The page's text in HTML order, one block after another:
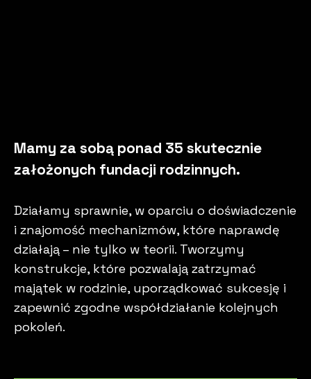
Mamy za sobą ponad 35 skutecznie
założonych fundacji rodzinnych.
Działamy sprawnie, w oparciu o doświadczenie
i znajomość mechanizmów, które naprawdę
działają – nie tylko w teorii. Tworzymy
konstrukcje, które pozwalają zatrzymać
majątek w rodzinie, uporządkować sukcesję i
zapewnić zgodne współdziałanie kolejnych
pokoleń.